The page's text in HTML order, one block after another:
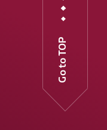
Go to TOP